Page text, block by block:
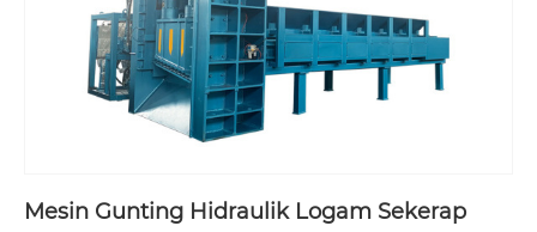
Mesin Gunting Hidraulik Logam Sekerap